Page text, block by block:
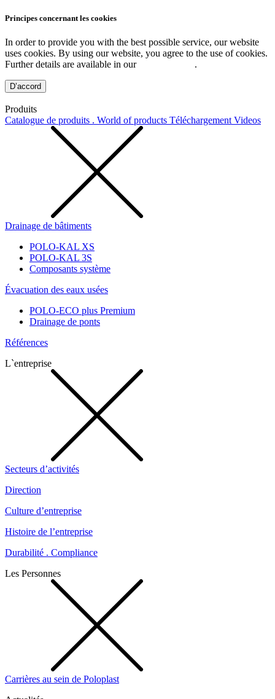
Principes concernant les cookies
In order to provide you with the best possible service, our website
uses cookies. By using our website, you agree to the use of cookies.
Further details are available in our
.
D’accord
Produits
Catalogue de produits . World of products Téléchargement Videos
Drainage de bâtiments
POLO-KAL XS
POLO-KAL 3S
Composants système
Évacuation des eaux usées
POLO-ECO plus Premium
Drainage de ponts
Références
L`entreprise
Secteurs d’activités
Direction
Culture d’entreprise
Histoire de l’entreprise
Durabilité . Compliance
Les Personnes
Carrières au sein de Poloplast